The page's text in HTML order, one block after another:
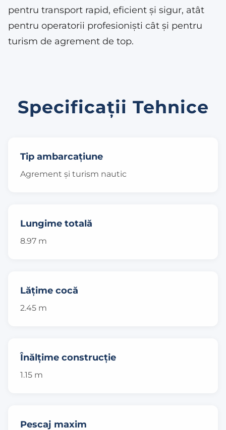
pentru transport rapid, eficient și sigur, atât
pentru operatorii profesioniști cât și pentru
turism de agrement de top.
Specificații Tehnice
Tip ambarcațiune
Agrement și turism nautic
Lungime totală
8.97 m
Lățime cocă
2.45 m
Înălțime construcție
1.15 m
Pescaj maxim